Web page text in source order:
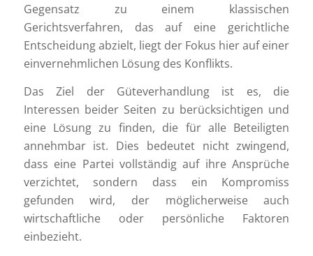
Gegensatz zu einem klassischen
Gerichtsverfahren, das auf eine gerichtliche
Entscheidung abzielt, liegt der Fokus hier auf einer
einvernehmlichen Lösung des Konflikts.
Das Ziel der Güteverhandlung ist es, die
Interessen beider Seiten zu berücksichtigen und
eine Lösung zu finden, die für alle Beteiligten
annehmbar ist. Dies bedeutet nicht zwingend,
dass eine Partei vollständig auf ihre Ansprüche
verzichtet, sondern dass ein Kompromiss
gefunden wird, der möglicherweise auch
wirtschaftliche oder persönliche Faktoren
einbezieht.